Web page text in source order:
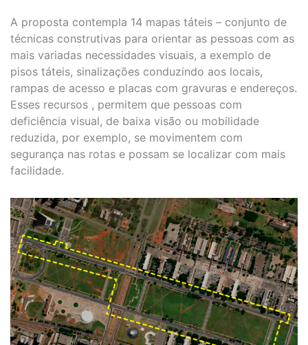
A proposta contempla 14 mapas táteis – conjunto de
técnicas construtivas para orientar as pessoas com as
mais variadas necessidades visuais, a exemplo de
pisos táteis, sinalizações conduzindo aos locais,
rampas de acesso e placas com gravuras e endereços.
Esses recursos , permitem que pessoas com
deficiência visual, de baixa visão ou mobilidade
reduzida, por exemplo, se movimentem com
segurança nas rotas e possam se localizar com mais
facilidade.